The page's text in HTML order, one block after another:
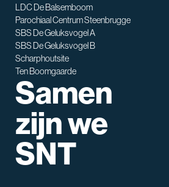
LDC De Balsemboom
Parochiaal Centrum Steenbrugge
SBS De Geluksvogel A
SBS De Geluksvogel B
Scharphoutsite
Ten Boomgaarde
Samen
zijn we
SNT